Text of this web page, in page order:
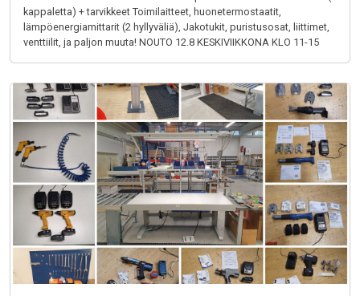
kappaletta) + tarvikkeet Toimilaitteet, huonetermostaatit,
lämpöenergiamittarit (2 hyllyväliä), Jakotukit, puristusosat, liittimet,
venttiilit, ja paljon muuta! NOUTO 12.8 KESKIVIIKKONA KLO 11-15